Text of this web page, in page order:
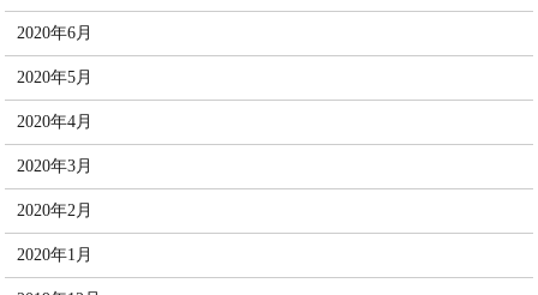
2020年6月
2020年5月
2020年4月
2020年3月
2020年2月
2020年1月